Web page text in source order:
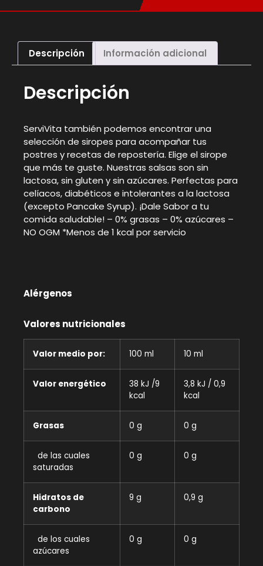
Descripción Información adicional
Descripción
ServiVita también podemos encontrar una
selección de siropes para acompañar tus
postres y recetas de repostería. Elige el sirope
que más te guste. Nuestras salsas son sin
lactosa, sin gluten y sin azúcares. Perfectas para
celíacos, diabéticos e intolerantes a la lactosa
(excepto Pancake Syrup). ¡Dale Sabor a tu
comida saludable! – 0% grasas – 0% azúcares –
NO OGM *Menos de 1 kcal por servicio
Alérgenos
Valores nutricionales
Valor medio por: 100 ml 10 ml
Valor energético
38 kJ /9
kcal
3,8 kJ / 0,9
kcal
Grasas 0 g 0 g
de las cuales
saturadas
0 g 0 g
Hidratos de
carbono
9 g 0,9 g
de los cuales
azúcares
0 g 0 g